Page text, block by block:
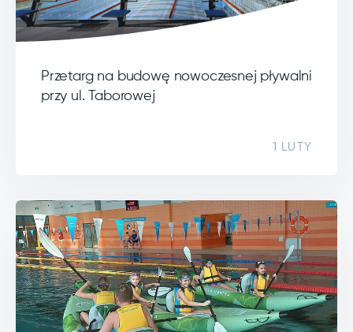
Przetarg na budowę nowoczesnej pływalni
przy ul. Taborowej
1 LUTY